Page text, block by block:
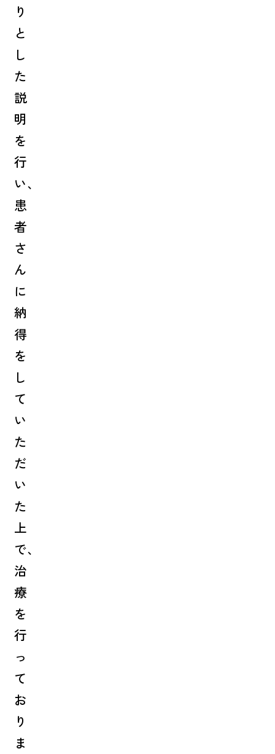
り
と
し
た
説
明
を
行
い、
患
者
さ
ん
に
納
得
を
し
て
い
た
だ
い
た
上
で、
治
療
を
行
っ
て
お
り
ま